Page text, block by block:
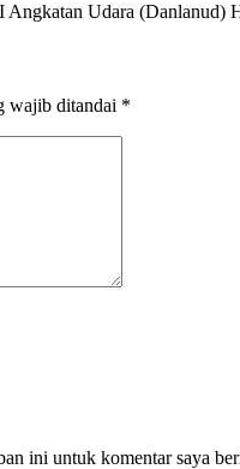
Udara
wajib ditandai *
ini untuk komentar saya